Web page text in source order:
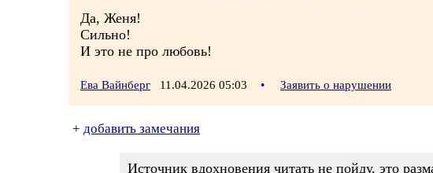
Да, Женя!
Сильно!
И это не про любовь!
Ева Вайнберг 11.04.2026 05:03 • Заявить о нарушении
+ добавить замечания
Источник вдохновения читать не пойду, это